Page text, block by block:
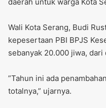
‎Wali Kota Serang, Budi
kepesertaan PBI BPJS
sebanyak 20.000 jiwa,
‎”Tahun ini ada
totalnya,” ujarnya.